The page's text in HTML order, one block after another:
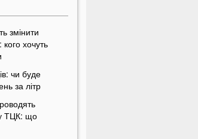
змінити
кого хочуть
чи буде
за літр
ТЦК: що